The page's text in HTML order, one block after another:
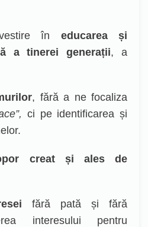
în educarea și
a tinerei generații, a
, fără a ne focaliza
ci pe identificarea și
creat și ales de
fără pată și fără
interesului pentru